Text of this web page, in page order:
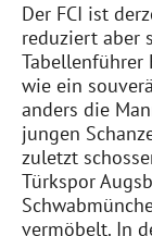
Der FCI ist
reduziert aber
wie ein
anders die
jungen
zuletzt
Türkspor
vermöbelt. In